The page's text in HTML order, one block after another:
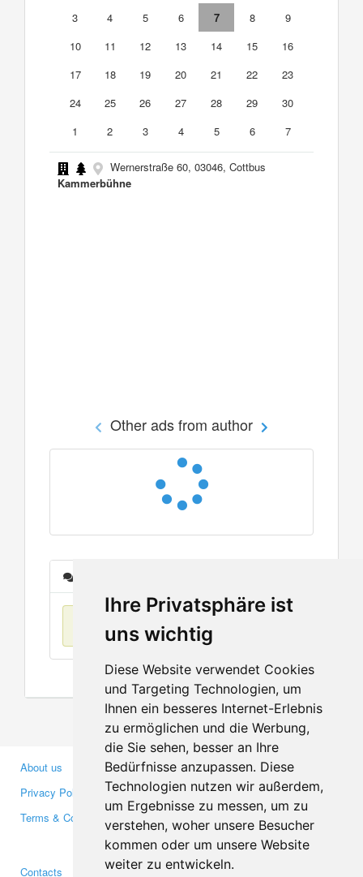
Ihre Privatsphäre ist
uns wichtig
Diese Website verwendet Cookies
und Targeting Technologien, um
Ihnen ein besseres Internet-Erlebnis
zu ermöglichen und die Werbung,
die Sie sehen, besser an Ihre
Bedürfnisse anzupassen. Diese
Technologien nutzen wir außerdem,
um Ergebnisse zu messen, um zu
verstehen, woher unsere Besucher
kommen oder um unsere Website
weiter zu entwickeln.
3
4 5 6 7 8
9
10
11 12 13 14 15
16
17
18 19 20 21 22
23
24
25 26 27 28 29
30
1
2 3 4 5 6 7
Wernerstraße 60, 03046, Cottbus
Kammerbühne
Other ads from author
No items found
About us
Privacy Policy
Terms & Conditions
Business Partners
Investors
Media
Contacts
Facebook